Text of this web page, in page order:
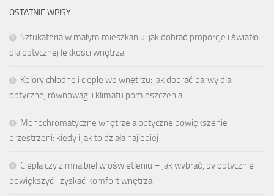
OSTATNIE WPISY
Sztukateria w małym mieszkaniu: jak dobrać proporcje i światło
dla optycznej lekkości wnętrza
Kolory chłodne i ciepłe we wnętrzu: jak dobrać barwy dla
optycznej równowagi i klimatu pomieszczenia
Monochromatyczne wnętrze a optyczne powiększenie
przestrzeni: kiedy i jak to działa najlepiej
Ciepła czy zimna biel w oświetleniu – jak wybrać, by optycznie
powiększyć i zyskać komfort wnętrza